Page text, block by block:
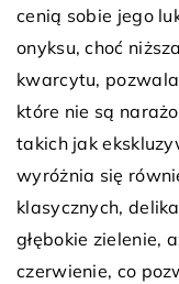
cenią sobie jego
onyksu, choć
kwarcytu,
które nie są
takich jak
wyróżnia się
klasycznych,
głębokie zielenie,
czerwienie, co